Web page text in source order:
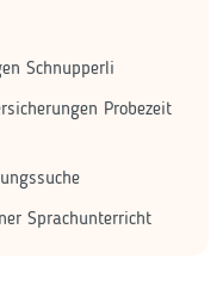
Schnupperli
Probezeit
Sprachunterricht